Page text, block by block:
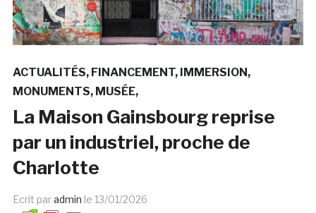
ACTUALITÉS FINANCEMENT IMMERSION
MONUMENTS MUSÉE
La Maison Gainsbourg reprise
par un industriel, proche de
Charlotte
Ecrit paradmin le 13/01/2026